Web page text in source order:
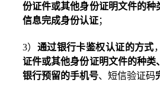
份证件或其他身份证明文件的种
信息完成身份认证；
3） 通过银行卡鉴权认证的方式，
证件或其他身份证明文件的种类
银行预留的手机号、 短信验证码